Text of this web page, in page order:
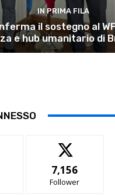
IN PRIMA FILA
il sostegno al
e hub umanitario di
7,156
Follower